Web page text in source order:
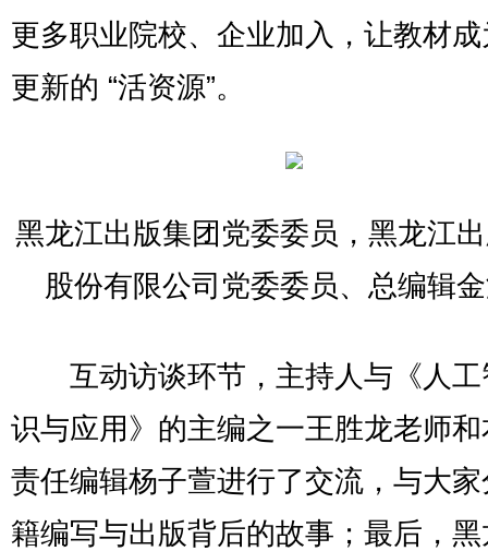
更多职业院校、企业加入，让教材
更新的 “活资源”。
黑龙江出版集团党委委员，黑龙江
股份有限公司党委委员、总编辑
互动访谈环节，主持人与《人工
识与应用》的主编之一王胜龙老师
责任编辑杨子萱进行了交流，与大
籍编写与出版背后的故事；最后，